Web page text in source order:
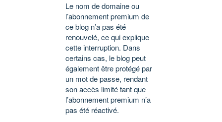
Le nom de domaine ou
l’abonnement premium de
ce blog n’a pas été
renouvelé, ce qui explique
cette interruption. Dans
certains cas, le blog peut
également être protégé par
un mot de passe, rendant
son accès limité tant que
l’abonnement premium n’a
pas été réactivé.